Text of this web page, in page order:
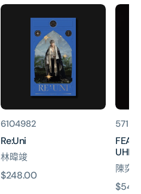
Re:Uni
貨
號:
6104982
Re:Uni
林暐竣
原
$248.00
FEAR
ray)
貨
號:
UHD
陳奕
原